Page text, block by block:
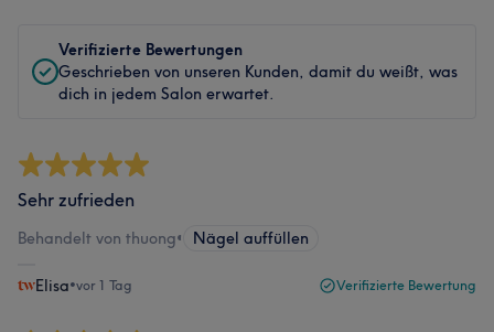
Verifizierte Bewertungen
Geschrieben von unseren Kunden, damit du weißt, was
dich in jedem Salon erwartet.
Sehr zufrieden
Behandelt von thuong• Nägel auffüllen
Elisa•vor 1 Tag Verifizierte Bewertung